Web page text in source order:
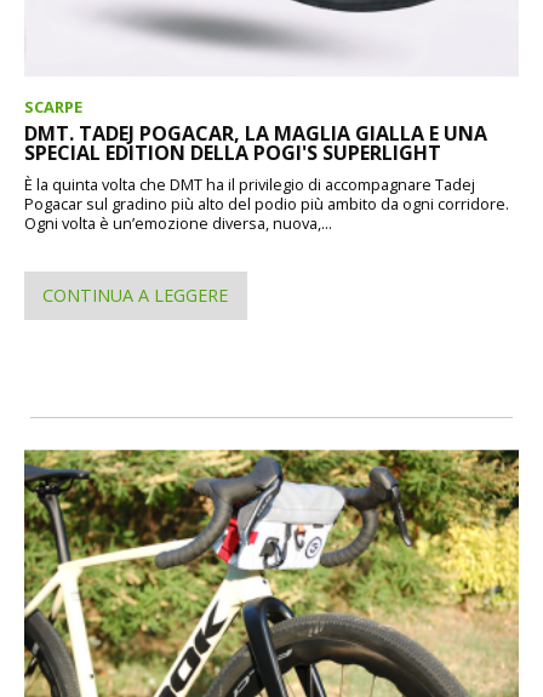
SCARPE
DMT. TADEJ POGACAR, LA MAGLIA GIALLA E UNA
SPECIAL EDITION DELLA POGI'S SUPERLIGHT
È la quinta volta che DMT ha il privilegio di accompagnare Tadej
Pogacar sul gradino più alto del podio più ambito da ogni corridore.
Ogni volta è un’emozione diversa, nuova,...
CONTINUA A LEGGERE